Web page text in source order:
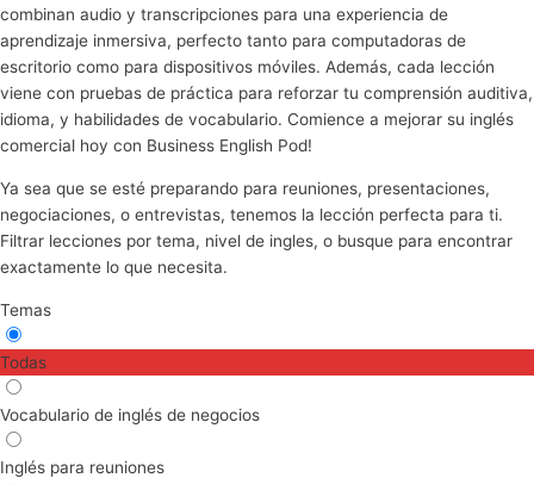
combinan audio y transcripciones para una experiencia de
aprendizaje inmersiva, perfecto tanto para computadoras de
escritorio como para dispositivos móviles. Además, cada lección
viene con pruebas de práctica para reforzar tu comprensión auditiva,
idioma, y habilidades de vocabulario. Comience a mejorar su inglés
comercial hoy con Business English Pod!
Ya sea que se esté preparando para reuniones, presentaciones,
negociaciones, o entrevistas, tenemos la lección perfecta para ti.
Filtrar lecciones por tema, nivel de ingles, o busque para encontrar
exactamente lo que necesita.
Temas
Todas
Vocabulario de inglés de negocios
Inglés para reuniones